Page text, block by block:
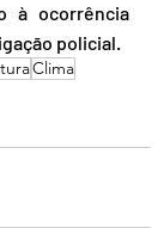
à ocorrência
policial.
Clima